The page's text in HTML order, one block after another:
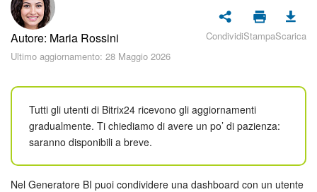
Piani e pagamento
Sicurezza in Bitrix24
CoPilot: IA in Bitrix24
Feed
Messenger
Autore: Maria Rossini
Ultimo aggiornamento: 28 Maggio 2026
CondividiStampaScarica
Tutti gli utenti di Bitrix24 ricevono gli aggiornamenti
gradualmente. Ti chiediamo di avere un po’ di pazienza:
saranno disponibili a breve.
Nel Generatore BI puoi condividere una dashboard con un utente